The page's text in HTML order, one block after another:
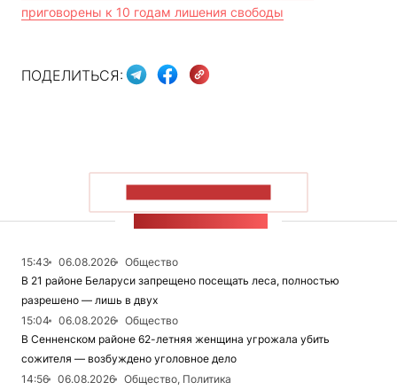
приговорены к 10 годам лишения свободы
ПОДЕЛИТЬСЯ:
15:43 06.08.2026
Общество
В 21 районе Беларуси запрещено посещать леса, полностью
разрешено — лишь в двух
15:04
06.08.2026
Общество
В Сенненском районе 62-летняя женщина угрожала убить
сожителя — возбуждено уголовное дело
14:56
06.08.2026
Общество, Политика